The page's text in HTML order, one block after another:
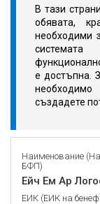
В тази
обявата,
необходими
е достъпна.
създадете
Наименование
БФП)
Ейч Ем Ар
ЕИК (ЕИК на